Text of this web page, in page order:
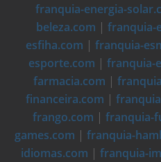
franquia-energia-
beleza.com | franquia-
esfiha.com | franquia-
esporte.com | franquia-
farmacia.com |
financeira.com |
frango.com | franquia-
games.com | franquia-
idiomas.com | franquia-